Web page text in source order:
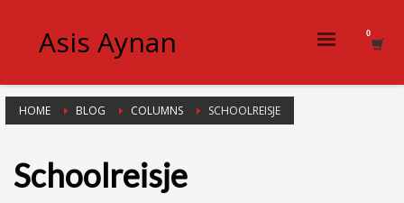
Asis Aynan
HOME BLOG COLUMNS SCHOOLREISJE
Schoolreisje